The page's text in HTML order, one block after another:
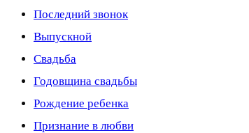
Последний звонок
Выпускной
Свадьба
Годовщина свадьбы
Рождение ребенка
Признание в любви